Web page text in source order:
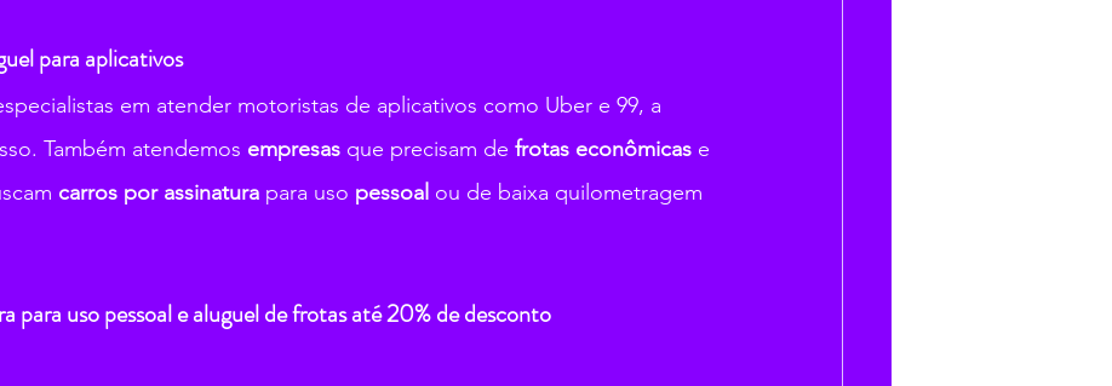
para aplicativos
em atender motoristas de aplicativos como Uber e 99, a
Também atendemos empresas que precisam de frotas econômicas e
carros por assinatura para uso pessoal ou de baixa quilometragem
para uso pessoal e aluguel de frotas até 20% de desconto